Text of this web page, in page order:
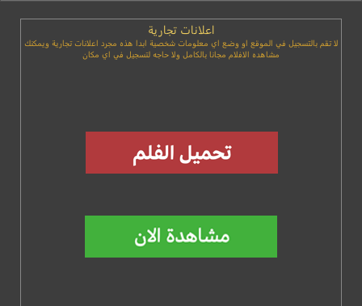
اعلانات تجارية
لا تقم بالتسجيل في الموقع او وضع اي معلومات شخصية ابدا هذه مجرد اعلانات تجارية ويمكنك
مشاهده الافلام مجانا بالكامل ولا حاجه لتسجيل في اي مكان